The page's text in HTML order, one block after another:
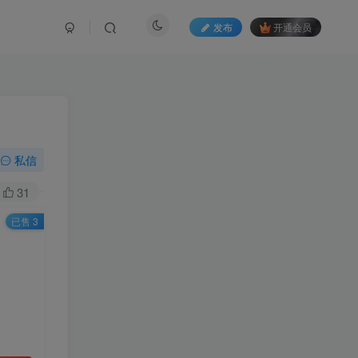
发布 开通会员
私信
31
已售 3